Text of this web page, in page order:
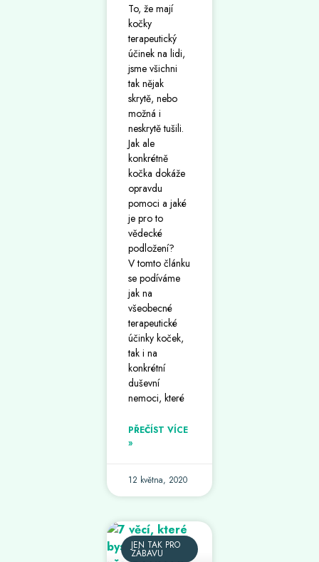
To, že mají
kočky
terapeutický
účinek na lidi,
jsme všichni
tak nějak
skrytě, nebo
možná i
neskrytě tušili.
Jak ale
konkrétně
kočka dokáže
opravdu
pomoci a jaké
je pro to
vědecké
podložení?
V tomto článku
se podíváme
jak na
všeobecné
terapeutické
účinky koček,
tak i na
konkrétní
duševní
nemoci, které
PŘEČÍST VÍCE
»
12 května, 2020
JEN TAK PRO
ZÁBAVU